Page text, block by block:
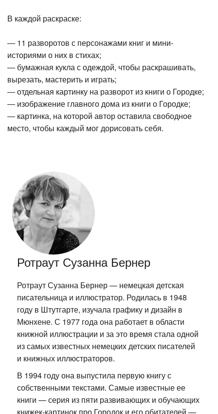
В каждой раскраске:
― 11 разворотов с персонажами книг и мини-
историями о них в стихах;
― бумажная кукла с одеждой, чтобы раскрашивать,
вырезать, мастерить и играть;
― отдельная картинку на разворот из книги о Городке;
― изображение главного дома из книги о Городке;
― картинка, на которой автор оставила свободное
место, чтобы каждый мог дорисовать себя.
Ротраут Сузанна Бернер
Ротраут Сузанна Бернер — немецкая детская
писательница и иллюстратор. Родилась в 1948
году в Штутгарте, изучала графику и дизайн в
Мюнхене. С 1977 года она работает в области
книжной иллюстрации и за это время стала одной
из самых известных немецких детских писателей
и книжных иллюстраторов.
В 1994 году она выпустила первую книгу с
собственными текстами. Самые известные ее
книги — серия из пяти развивающих и обучающих